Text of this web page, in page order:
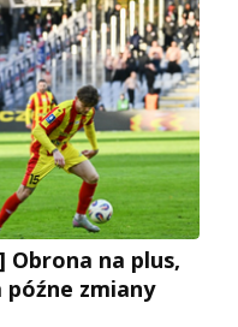
Obrona na plus,
zmiany